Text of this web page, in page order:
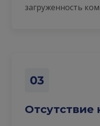
загруженность
Отсутствие